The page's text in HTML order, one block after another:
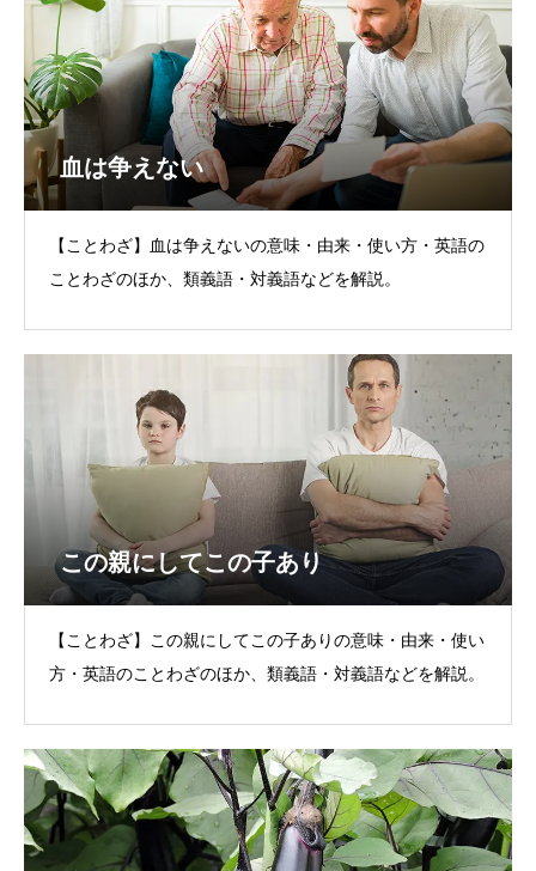
血は争えない
【ことわざ】血は争えないの意味・由来・使い方・英語の
ことわざのほか、類義語・対義語などを解説。
この親にしてこの子あり
【ことわざ】この親にしてこの子ありの意味・由来・使い
方・英語のことわざのほか、類義語・対義語などを解説。